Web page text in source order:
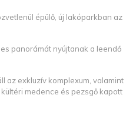
épülő, új lakóparkban az
panorámát nyújtanak a leendő
az exkluzív komplexum, valamint
medence és pezsgő kapott